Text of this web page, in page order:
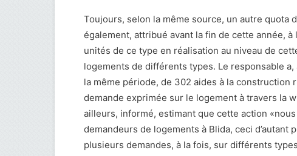
Toujours, selon la même source, un autre
également, attribué avant la fin de cette année,
unités de ce type en réalisation au niveau de
logements de différents types. Le responsable
la même période, de 302 aides à la construction
demande exprimée sur le logement à travers la
ailleurs, informé, estimant que cette action
demandeurs de logements à Blida, ceci
plusieurs demandes, à la fois, sur différents